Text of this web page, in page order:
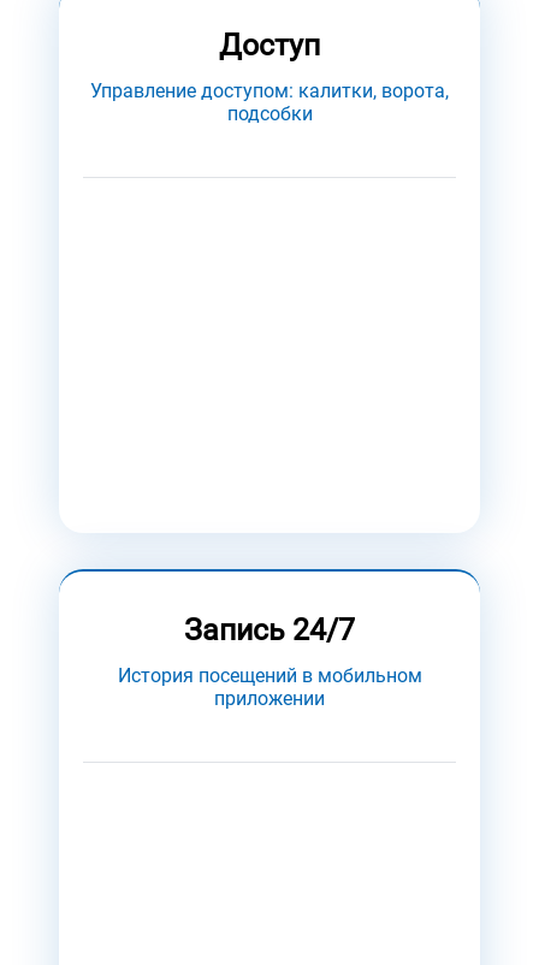
Доступ
Управление доступом: калитки, ворота,
подсобки
Запись 24/7
История посещений в мобильном
приложении